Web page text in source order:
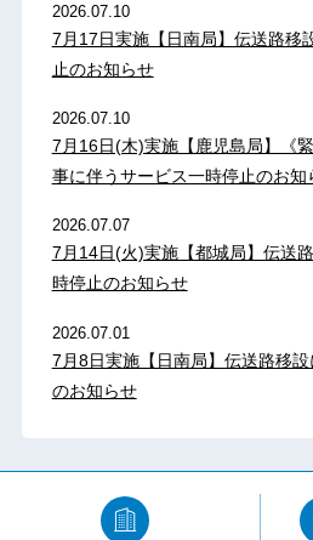
2026.07.10
7月17日実施【日南局】伝送路移
止のお知らせ
2026.07.10
7月16日(木)実施【鹿児島局】《
事に伴うサービス一時停止のお知
2026.07.07
7月14日(火)実施【都城局】伝送
時停止のお知らせ
2026.07.01
7月8日実施【日南局】伝送路移
のお知らせ